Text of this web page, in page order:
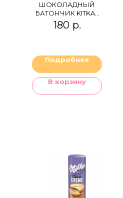
ШОКОЛАДНЫЙ
БАТОНЧИК KITKAT
CHUNKY PEANUT
BUTTER
180 р.
Подробнее
В корзину